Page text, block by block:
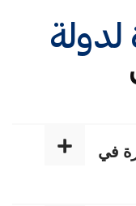
في